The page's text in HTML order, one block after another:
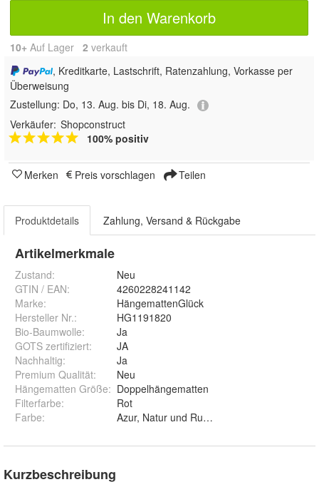
In den Warenkorb
10+ Auf Lager 2 verkauft
, Kreditkarte, Lastschrift, Ratenzahlung, Vorkasse per
Überweisung
Zustellung: Do, 13. Aug. bis Di, 18. Aug.
Verkäufer: Shopconstruct
100% positiv
Merken Preis vorschlagen Teilen
Produktdetails Zahlung, Versand & Rückgabe
Artikelmerkmale
Zustand:
Neu
GTIN / EAN:
4260228241142
Marke:
HängemattenGlück
Hersteller Nr.:
HG1191820
Bio-Baumwolle:
Ja
GOTS zertifiziert:
JA
Nachhaltig:
Ja
Premium Qualität:
Neu
Hängematten Größe: Doppelhängematten
Filterfarbe:
Rot
Farbe: Azur, Natur und Rubin
Kurzbeschreibung